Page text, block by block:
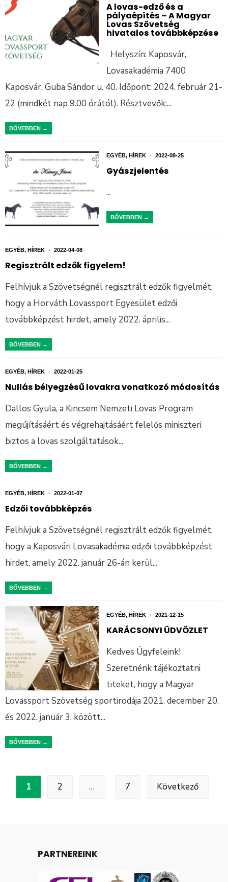
A lovas-edző és a
pályaépítés – A Magyar
Lovas Szövetség
hivatalos továbbképzése
Helyszín: Kaposvár,
Lovasakadémia 7400
Kaposvár, Guba Sándor u. 40. Időpont: 2024. február 21-
22 (mindkét nap 9.00 órától). Résztvevők:...
BŐVEBBEN →
EGYÉB,HÍREK • 2022-08-25
Gyászjelentés
...
BŐVEBBEN →
EGYÉB, HÍREK • 2022-04-08
Regisztrált edzők figyelem!
Felhívjuk a Szövetségnél regisztrált edzők figyelmét,
hogy a Horváth Lovassport Egyesület edzői
továbbképzést hirdet, amely 2022. április...
BŐVEBBEN →
EGYÉB, HÍREK • 2022-01-25
Nullás bélyegzésű lovakra vonatkozó módosítás
Dallos Gyula, a Kincsem Nemzeti Lovas Program
megújításáért és végrehajtásáért felelős miniszteri
biztos a lovas szolgáltatások...
BŐVEBBEN →
EGYÉB, HÍREK • 2022-01-07
Edzői továbbképzés
Felhívjuk a Szövetségnél regisztrált edzők figyelmét,
hogy a Kaposvári Lovasakadémia edzői továbbképzést
hirdet, amely 2022. január 26-án kerül...
BŐVEBBEN →
EGYÉB, HÍREK • 2021-12-15
KARÁCSONYI ÜDVÖZLET
Kedves Ügyfeleink!
Szeretnénk tájékoztatni
titeket, hogy a Magyar
Lovassport Szövetség sportirodája 2021. december 20.
és 2022. január 3. között...
BŐVEBBEN →
1 2 … 7 Következő
PARTNEREINK